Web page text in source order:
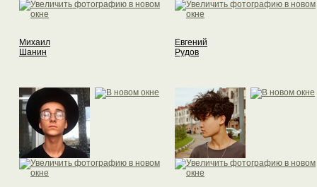
Михаил
Шанин
Евгений
Рудов